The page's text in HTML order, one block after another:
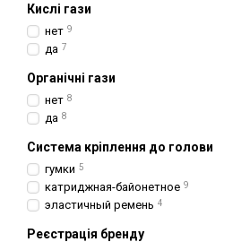
Кислі гази
нет 9
да 7
Органічні гази
нет 8
да 8
Система кріплення до голови
гумки 5
катриджная-байонетное 9
эластичный ремень 4
Реєстрація бренду